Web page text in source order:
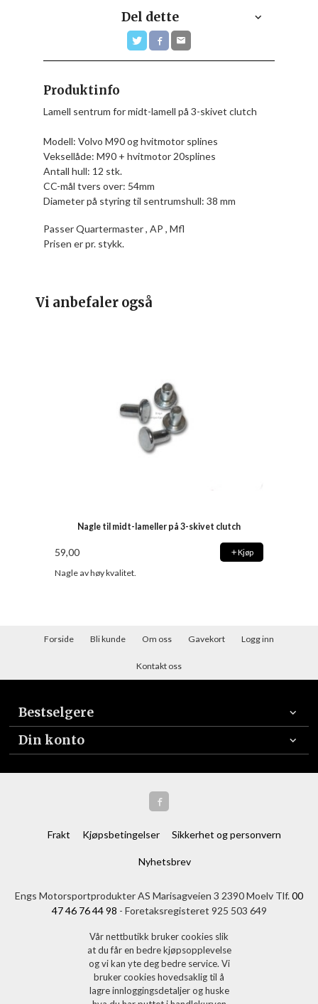
Del dette
Produktinfo
Lamell sentrum for midt-lamell på 3-skivet clutch
Modell: Volvo M90 og hvitmotor splines
Veksellåde: M90 + hvitmotor 20splines
Antall hull: 12 stk.
CC-mål tvers over: 54mm
Diameter på styring til sentrumshull: 38 mm
Passer Quartermaster , AP , Mfl
Prisen er pr. stykk.
Vi anbefaler også
Nagle til midt-lameller på 3-skivet clutch
59,00 Kjøp
Nagle av høy kvalitet.
Forside Bli kunde Om oss Gavekort Logg inn
Kontakt oss
Bestselgere
Din konto
Frakt Kjøpsbetingelser Sikkerhet og personvern
Nyhetsbrev
Engs Motorsportprodukter AS Marisagveien 3 2390 Moelv Tlf.00
47 46 76 44 98 - Foretaksregisteret 925 503 649
Vår nettbutikk bruker cookies slik
at du får en bedre kjøpsopplevelse
og vi kan yte deg bedre service. Vi
bruker cookies hovedsaklig til å
lagre innloggingsdetaljer og huske